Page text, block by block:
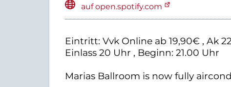
auf open.spotify.com
Eintritt: Vvk Online ab 19,90€ , Ak
Einlass 20 Uhr , Beginn: 21.00 Uhr
Marias Ballroom is now fully